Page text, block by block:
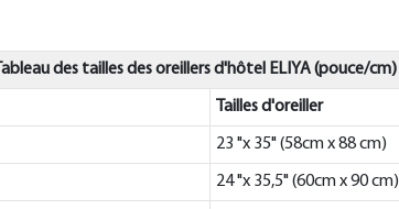
Tableau des tailles des oreillers d'hôtel ELIYA (pouce/cm)
Tailles d'oreiller
23 "x 35" (58cm x 88 cm)
24 "x 35,5" (60cm x 90 cm)